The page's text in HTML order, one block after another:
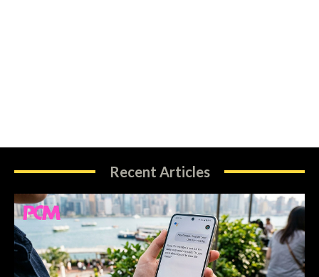
Recent Articles